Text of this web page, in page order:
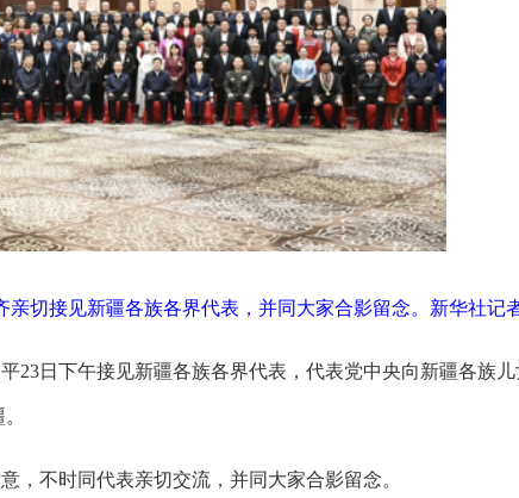
切接见新疆各族各界代表，并同大家合影留念。新华社记
23日下午接见新疆各族各界代表，代表党中央向新疆各族
，不时同代表亲切交流，并同大家合影留念。